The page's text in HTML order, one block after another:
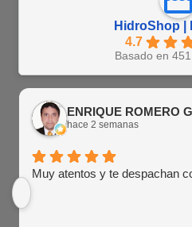
HidroShop |
4.7
Basado en
ENRIQUE ROMERO
hace 2 semanas
Muy atentos y te despachan